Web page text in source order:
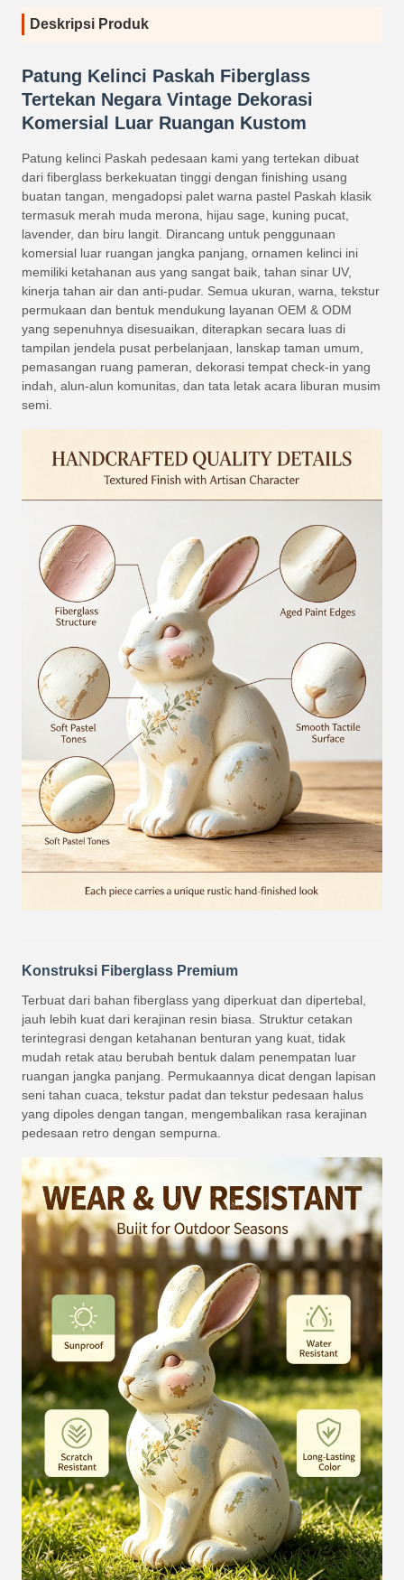
Deskripsi Produk
Patung Kelinci Paskah Fiberglass
Tertekan Negara Vintage Dekorasi
Komersial Luar Ruangan Kustom
Patung kelinci Paskah pedesaan kami yang tertekan dibuat
dari fiberglass berkekuatan tinggi dengan finishing usang
buatan tangan, mengadopsi palet warna pastel Paskah klasik
termasuk merah muda merona, hijau sage, kuning pucat,
lavender, dan biru langit. Dirancang untuk penggunaan
komersial luar ruangan jangka panjang, ornamen kelinci ini
memiliki ketahanan aus yang sangat baik, tahan sinar UV,
kinerja tahan air dan anti-pudar. Semua ukuran, warna, tekstur
permukaan dan bentuk mendukung layanan OEM & ODM
yang sepenuhnya disesuaikan, diterapkan secara luas di
tampilan jendela pusat perbelanjaan, lanskap taman umum,
pemasangan ruang pameran, dekorasi tempat check-in yang
indah, alun-alun komunitas, dan tata letak acara liburan musim
semi.
Konstruksi Fiberglass Premium
Terbuat dari bahan fiberglass yang diperkuat dan dipertebal,
jauh lebih kuat dari kerajinan resin biasa. Struktur cetakan
terintegrasi dengan ketahanan benturan yang kuat, tidak
mudah retak atau berubah bentuk dalam penempatan luar
ruangan jangka panjang. Permukaannya dicat dengan lapisan
seni tahan cuaca, tekstur padat dan tekstur pedesaan halus
yang dipoles dengan tangan, mengembalikan rasa kerajinan
pedesaan retro dengan sempurna.